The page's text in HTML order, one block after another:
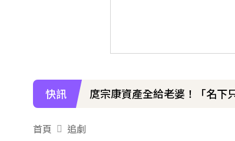
快訊
庹宗康資產全給老婆！「名下
首頁 追劇